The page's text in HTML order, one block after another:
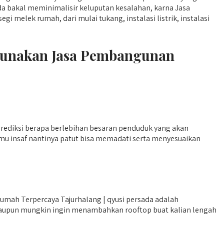
bakal meminimalisir keluputan kesalahan, karna Jasa
melek rumah, dari mulai tukang, instalasi listrik, instalasi
Jasa Pembangunan
berapa berlebihan besaran penduduk yang akan
insaf nantinya patut bisa memadati serta menyesuaikan
Terpercaya Tajurhalang | qyusi persada adalah
mungkin ingin menambahkan rooftop buat kalian lengah